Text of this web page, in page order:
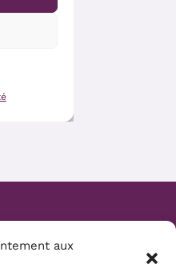
aux
Parmentier
Louves